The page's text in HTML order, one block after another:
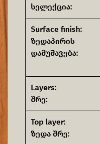
სელექცია:
Surface finish:
ზედაპირის
დამუშავება:
Layers:
შრე:
Top layer:
ზედა შრე: